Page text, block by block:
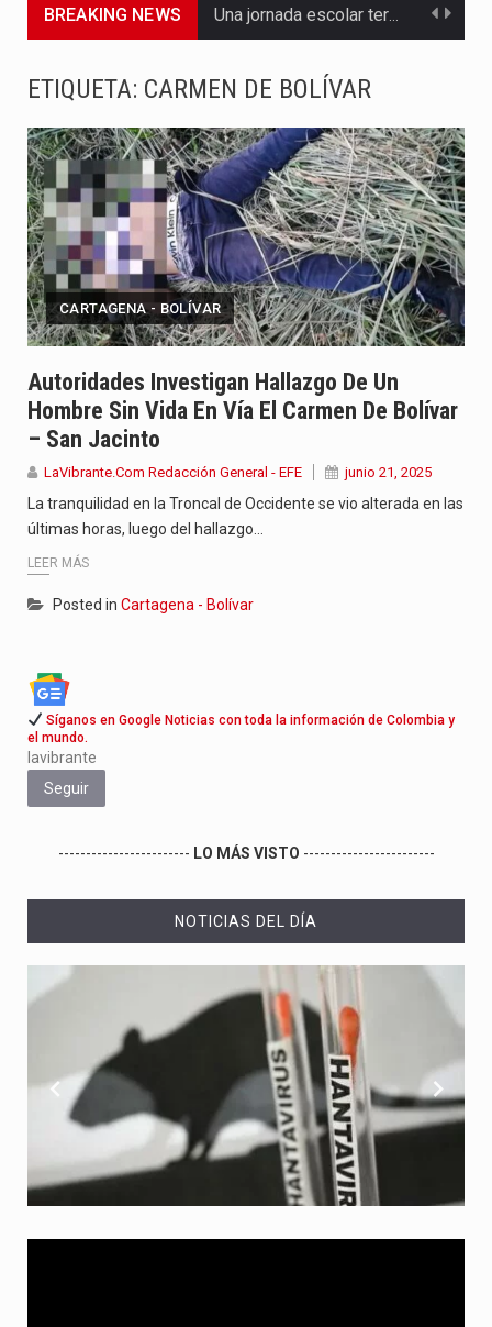
BREAKING NEWS Una jornada escolar terminó en tragedia este viernes 7 de…
Abelardo de la Espriella asumió este viernes 7 de agosto…
La llegada de Álvaro Uribe Vélez a la ceremonia de…
Con una salva de 21 cañonazos se cumplieron los honores…
El presidente electo Abelardo de la Espriella aseguró que durante…
Abelardo de la Espriella comenzó su Gobierno con uno de…
Las autoridades sanitarias de Francia y España mantienen bajo vigilancia…
ETIQUETA: CARMEN DE BOLÍVAR
CARTAGENA - BOLÍVAR
Autoridades Investigan Hallazgo De Un
Hombre Sin Vida En Vía El Carmen De Bolívar
– San Jacinto
LaVibrante.Com Redacción General - EFE junio 21, 2025
La tranquilidad en la Troncal de Occidente se vio alterada en las
últimas horas, luego del hallazgo…
LEER MÁS
Posted in Cartagena - Bolívar
Síganos en Google Noticias con toda la información de Colombia y
el mundo.
lavibrante
Seguir
------------------------ LO MÁS VISTO ------------------------
NOTICIAS DEL DÍA